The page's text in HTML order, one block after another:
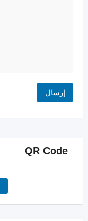
QR Code